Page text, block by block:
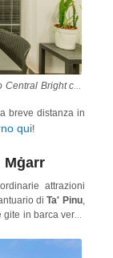
Bright con
breve distanza in
qui!
Mġarr
attrazioni
diTa' Pinu,
in barca verso